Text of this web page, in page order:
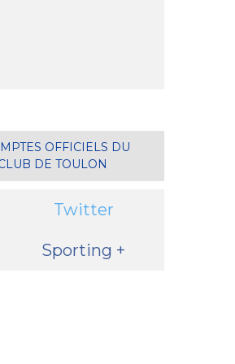
OFFICIELS DU
DE TOULON
Twitter
Sporting +